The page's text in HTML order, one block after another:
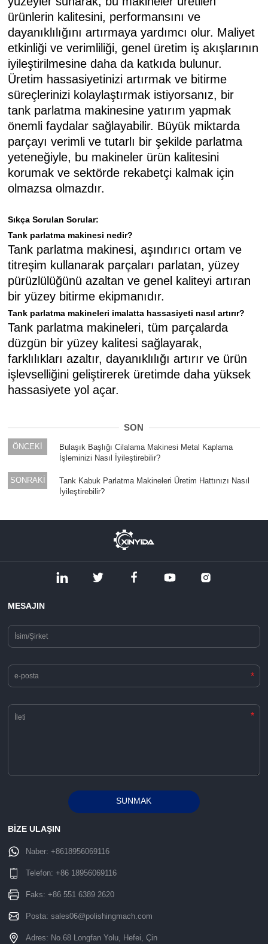
ürünlerin kalitesini, performansını ve
dayanıklılığını artırmaya yardımcı olur. Maliyet
etkinliği ve verimliliği, genel üretim iş akışlarının
iyileştirilmesine daha da katkıda bulunur.
Üretim hassasiyetinizi artırmak ve bitirme
süreçlerinizi kolaylaştırmak istiyorsanız, bir
tank parlatma makinesine yatırım yapmak
önemli faydalar sağlayabilir. Büyük miktarda
parçayı verimli ve tutarlı bir şekilde parlatma
yeteneğiyle, bu makineler ürün kalitesini
korumak ve sektörde rekabetçi kalmak için
olmazsa olmazdır.
Sıkça Sorulan Sorular:
Tank parlatma makinesi nedir?
Tank parlatma makinesi, aşındırıcı ortam ve
titreşim kullanarak parçaları parlatan, yüzey
pürüzlülüğünü azaltan ve genel kaliteyi artıran
bir yüzey bitirme ekipmanıdır.
Tank parlatma makineleri imalatta hassasiyeti nasıl artırır?
Tank parlatma makineleri, tüm parçalarda
düzgün bir yüzey kalitesi sağlayarak,
farklılıkları azaltır, dayanıklılığı artırır ve ürün
işlevselliğini geliştirerek üretimde daha yüksek
hassasiyete yol açar.
SON
ÖNCEKİ
Bulaşık Başlığı Cilalama Makinesi Metal Kaplama
İşleminizi Nasıl İyileştirebilir?
SONRAKİ
Tank Kabuk Parlatma Makineleri Üretim Hattınızı Nasıl
İyileştirebilir?
MESAJIN
*
*
SUNMAK
BİZE ULAŞIN
Naber:+8618956069116
Telefon:+86 18956069116
Faks: +86 551 6389 2620
Posta:sales06@polishingmach.com
Adres: No.68 Longfan Yolu, Hefei, Çin